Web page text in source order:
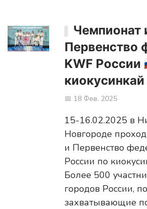
Чемпионат
Первенство
KWF России
📅 18 Фев. 2025
15-16.02.2025 в
Новгороде
и Первенство
России по
Более 500
городов России,
захватывающие